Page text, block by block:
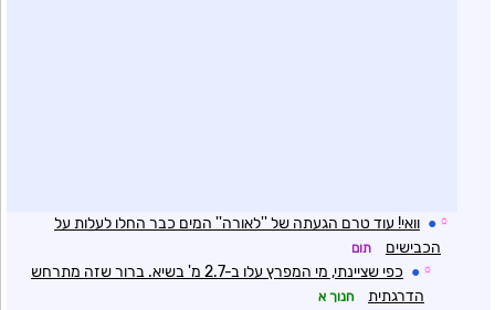
☼
● וואי! עוד טרם הגעתה של ''לאורה'' המים כבר החלו לעלות על
הכבישים
תום
☼
●
כפי שציינתי, מי המפרץ עלו ב-2.7 מ' בשיא. ברור שזה מתרחש
הדרגתית
חנוך א